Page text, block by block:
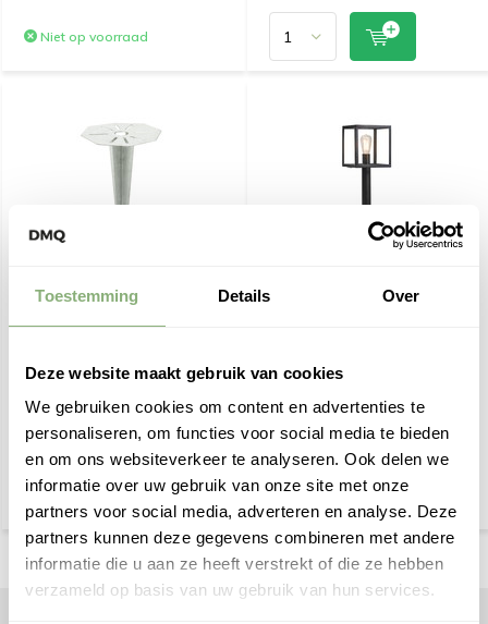
Toestemming Details Over
Deze website maakt gebruik van cookies
We gebruiken cookies om content en advertenties te
personaliseren, om functies voor social media te bieden
en om ons websiteverkeer te analyseren. Ook delen we
informatie over uw gebruik van onze site met onze
partners voor social media, adverteren en analyse. Deze
partners kunnen deze gegevens combineren met andere
informatie die u aan ze heeft verstrekt of die ze hebben
verzameld op basis van uw gebruik van hun services.
Niet op voorraad
Grondpin voor staande
€ 19,95
Vergelijk
Buitenlamp Paal
€ 109,-